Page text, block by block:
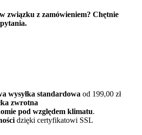
związku z zamówieniem? Chętnie
wysyłka standardowa od 199,00 zł
zwrotna
pod względem klimatu.
dzięki certyfikatowi SSL